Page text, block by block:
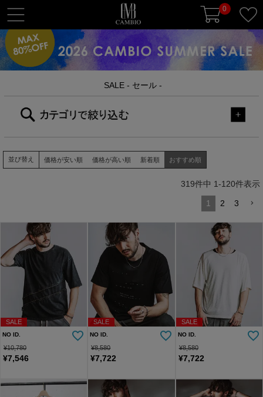
0
t
o
g
l
g
a
SALE - セール -
並び替え 価格が安い順 価格が高い順 新着順 おすすめ順
319件中 1-120件表示
1 2 3
SALE
NO ID.
¥10,780
¥7,546
SALE
NO ID.
¥8,580
¥7,722
SALE
NO ID.
¥8,580
¥7,722